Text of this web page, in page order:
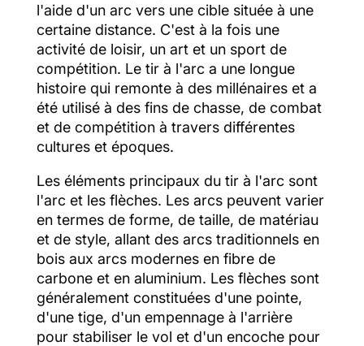
l'aide d'un arc vers une cible située à une
certaine distance. C'est à la fois une
activité de loisir, un art et un sport de
compétition. Le tir à l'arc a une longue
histoire qui remonte à des millénaires et a
été utilisé à des fins de chasse, de combat
et de compétition à travers différentes
cultures et époques.
Les éléments principaux du tir à l'arc sont
l'arc et les flèches. Les arcs peuvent varier
en termes de forme, de taille, de matériau
et de style, allant des arcs traditionnels en
bois aux arcs modernes en fibre de
carbone et en aluminium. Les flèches sont
généralement constituées d'une pointe,
d'une tige, d'un empennage à l'arrière
pour stabiliser le vol et d'un encoche pour